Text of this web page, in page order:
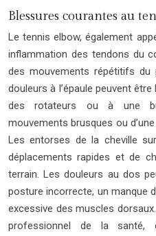
Blessures courantes au
Le tennis elbow, également
inflammation des tendons du
des mouvements répétitifs du
douleurs à l’épaule peuvent
des rotateurs ou à une
mouvements brusques ou
Les entorses de la cheville
déplacements rapides et de
terrain. Les douleurs au dos
posture incorrecte, un manque
excessive des muscles
professionnel de la